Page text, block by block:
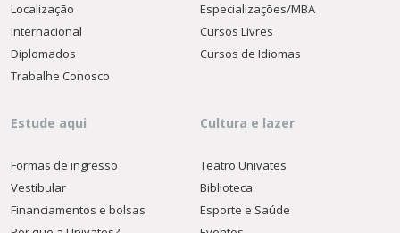
Localização
Internacional
Diplomados
Trabalhe Conosco
Especializações/MBA
Cursos Livres
Cursos de Idiomas
Estude aqui
Formas de ingresso
Vestibular
Financiamentos e bolsas
Cultura e lazer
Teatro Univates
Biblioteca
Esporte e Saúde